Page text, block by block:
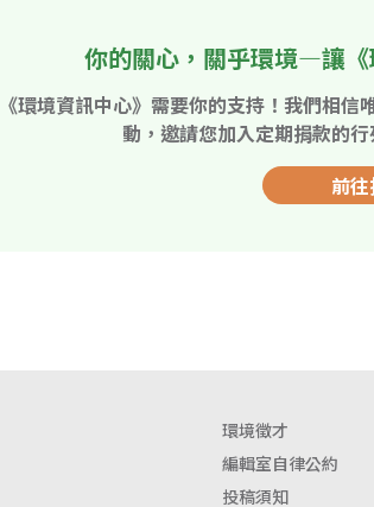
你的關心，關乎環境—讓
《環境資訊中心》需要你的支持！我們相
動，邀請您加入定期捐款的
前
環境徵才
編輯室自律公約
投稿須知